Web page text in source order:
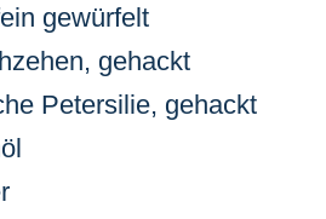
gewürfelt
gehackt
Petersilie, gehackt